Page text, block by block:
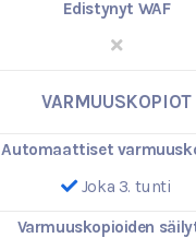
Edistynyt WAF
VARMUUSKOPIOT
Automaattiset
Joka 3. tunti
Varmuuskopioiden